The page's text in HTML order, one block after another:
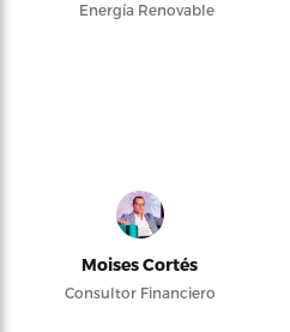
Energía Renovable
Moises Cortés
Consultor Financiero